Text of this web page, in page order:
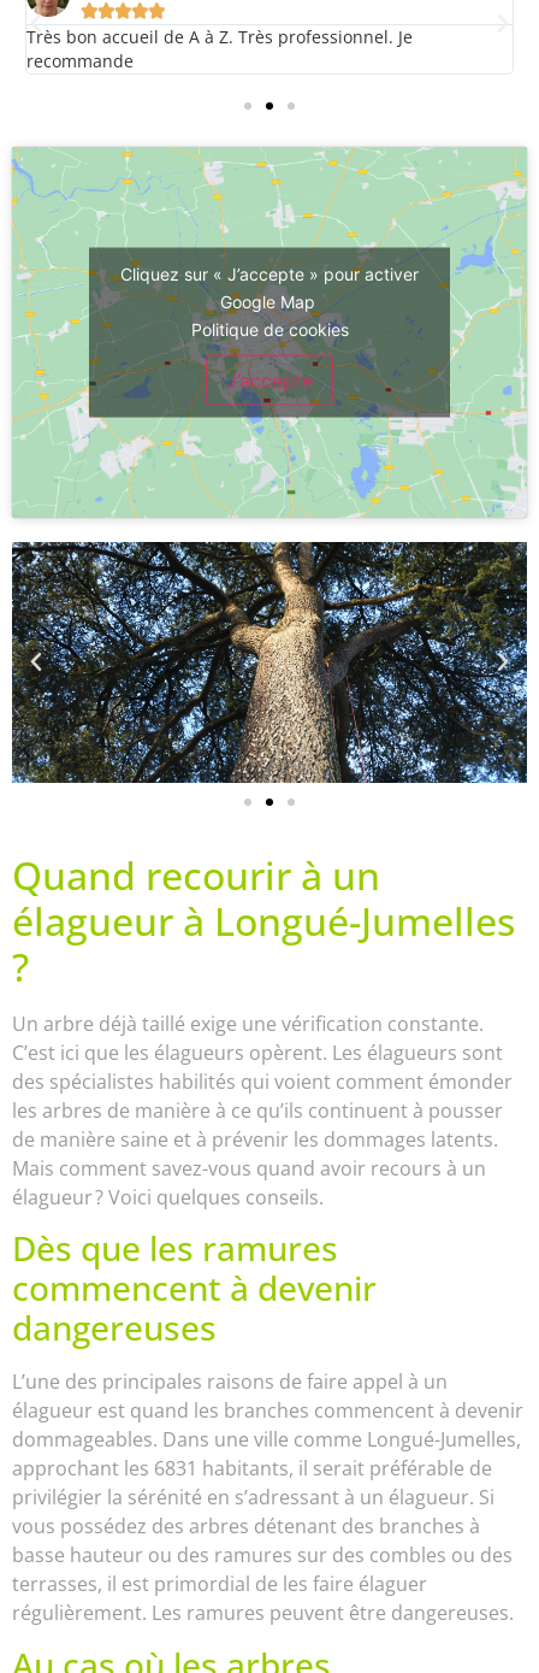

Très bon accueil de A à Z. Très professionnel. Je
recommande
Cliquez sur « J’accepte » pour activer
Google Map
Politique de cookies
J’accepte
Quand recourir à un
élagueur à Longué-Jumelles
?
Un arbre déjà taillé exige une vérification constante.
C’est ici que les élagueurs opèrent. Les élagueurs sont
des spécialistes habilités qui voient comment émonder
les arbres de manière à ce qu’ils continuent à pousser
de manière saine et à prévenir les dommages latents.
Mais comment savez-vous quand avoir recours à un
élagueur ? Voici quelques conseils.
Dès que les ramures
commencent à devenir
dangereuses
L’une des principales raisons de faire appel à un
élagueur est quand les branches commencent à devenir
dommageables. Dans une ville comme Longué-Jumelles,
approchant les 6831 habitants, il serait préférable de
privilégier la sérénité en s’adressant à un élagueur. Si
vous possédez des arbres détenant des branches à
basse hauteur ou des ramures sur des combles ou des
terrasses, il est primordial de les faire élaguer
régulièrement. Les ramures peuvent être dangereuses.